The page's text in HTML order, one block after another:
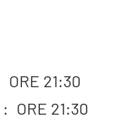
ORE 21:30
: ORE 21:30